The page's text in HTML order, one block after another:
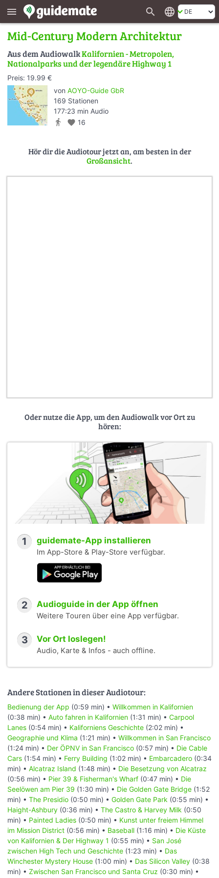
menu search language
Mid-Century Modern Architektur
Aus dem AudiowalkKalifornien - Metropolen,
Nationalparks und der legendäre Highway 1
Preis: 19.99 €
von AOYO-Guide GbR
169 Stationen
177:23 min Audio
directions_walk favorite 16
Hör dir die Audiotour jetzt an, am besten in der
Großansicht.
Oder nutze die App, um den Audiowalk vor Ort zu
hören:
1 guidemate-App installieren
Im App-Store & Play-Store verfügbar.
2 Audioguide in der App öffnen
Weitere Touren über eine App verfügbar.
3 Vor Ort loslegen!
Audio, Karte & Infos - auch offline.
Andere Stationen in dieser Audiotour:
Bedienung der App (0:59 min) • Willkommen in Kalifornien
(0:38 min) • Auto fahren in Kalifornien (1:31 min) • Carpool
Lanes (0:54 min) • Kaliforniens Geschichte (2:02 min) •
Geographie und Klima (1:21 min) • Willkommen in San Francisco
(1:24 min) • Der ÖPNV in San Francisco (0:57 min) • Die Cable
Cars (1:54 min) • Ferry Building (1:02 min) • Embarcadero (0:34
min) • Alcatraz Island (1:48 min) • Die Besetzung von Alcatraz
(0:56 min) • Pier 39 & Fisherman's Wharf (0:47 min) • Die
Seelöwen am Pier 39 (1:30 min) • Die Golden Gate Bridge (1:52
min) • The Presidio (0:50 min) • Golden Gate Park (0:55 min) •
Haight-Ashbury (0:36 min) • The Castro & Harvey Milk (0:50
min) • Painted Ladies (0:50 min) • Kunst unter freiem Himmel
im Mission District (0:56 min) • Baseball (1:16 min) • Die Küste
von Kalifornien & Der Highway 1 (0:55 min) • San José
zwischen High Tech und Geschichte (1:23 min) • Das
Winchester Mystery House (1:00 min) • Das Silicon Valley (0:38
min) • Zwischen San Francisco und Santa Cruz (0:30 min) •